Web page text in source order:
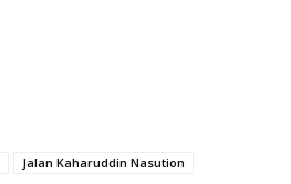
Jalan Kaharuddin Nasution